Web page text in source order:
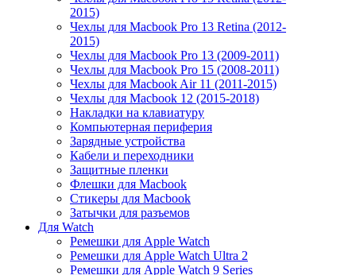
2015)
Чехлы для Macbook Pro 13 Retina (2012-
2015)
Чехлы для Macbook Pro 13 (2009-2011)
Чехлы для Macbook Pro 15 (2008-2011)
Чехлы для Macbook Air 11 (2011-2015)
Чехлы для Macbook 12 (2015-2018)
Накладки на клавиатуру
Компьютерная периферия
Зарядные устройства
Кабели и переходники
Защитные пленки
Флешки для Macbook
Стикеры для Macbook
Затычки для разъемов
Для Watch
Ремешки для Apple Watch
Ремешки для Apple Watch Ultra 2
Ремешки для Apple Watch 9 Series